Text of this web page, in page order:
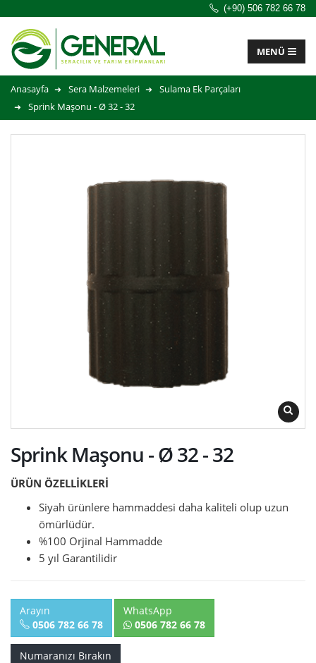
(+90) 506 782 66 78
Anasayfa Sera Malzemeleri
Sulama Ek Parçaları
Sprink Maşonu - Ø 32 - 32
Sprink Maşonu - Ø 32 - 32
ÜRÜN ÖZELLİKLERİ
Siyah ürünlere hammaddesi daha kaliteli olup uzun
ömürlüdür.
%100 Orjinal Hammadde
5 yıl Garantilidir
Arayın
0506 782 66 78
WhatsApp
0506 782 66 78
Numaranızı Bırakın